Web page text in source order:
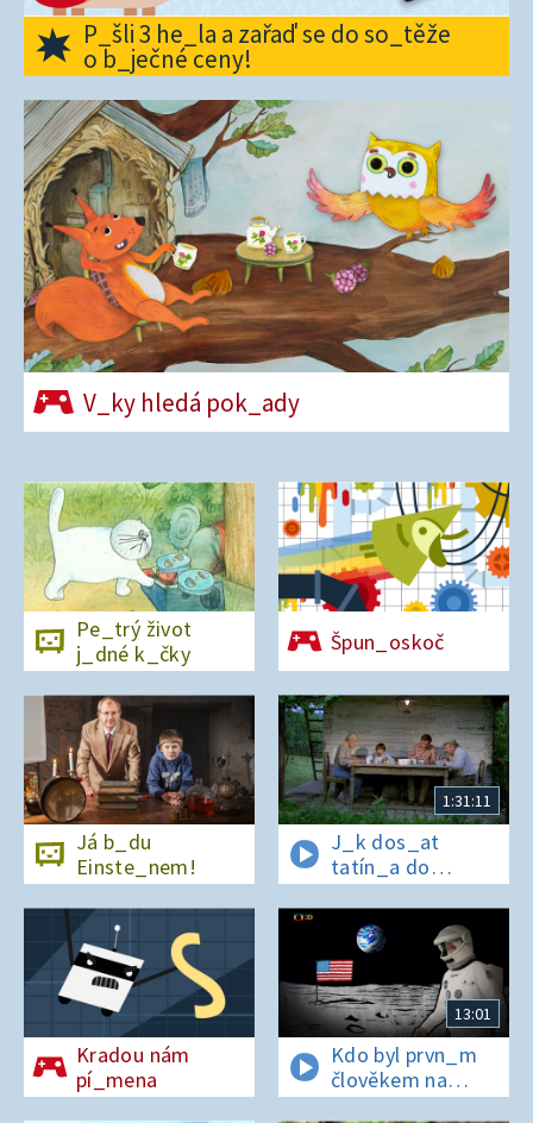
P_šli 3 he_la a zařaď se do so_těže
o b_ječné ceny!
V_ky hledá pok_ady
Pe_trý život
j_dné k_čky
Špun_oskoč
Já b_du
Einste_nem!
1:31:11
J_k dos_at
tatín_a do
polepš_vny
Kradou nám
pí_mena
13:01
Kdo byl prvn_m
člověkem na
Měs_ci?